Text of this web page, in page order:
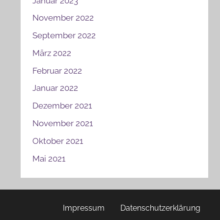
November 2022
September 2022
März 2022
Februar 2022
Januar 2022
Dezember 2021
November 2021
Oktober 2021
Mai 2021
Impressum Datenschutzerklärung